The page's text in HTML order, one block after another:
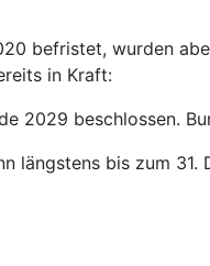
befristet, wurden
in Kraft:
2029 beschlossen.
längstens bis zum